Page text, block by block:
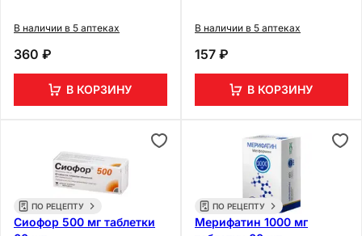
В наличии в 5 аптеках
360 ₽
В КОРЗИНУ
В наличии в 5 аптеках
157 ₽
В КОРЗИНУ
ПО РЕЦЕПТУ
Сиофор 500 мг таблетки
ПО РЕЦЕПТУ
Мерифатин 1000 мг